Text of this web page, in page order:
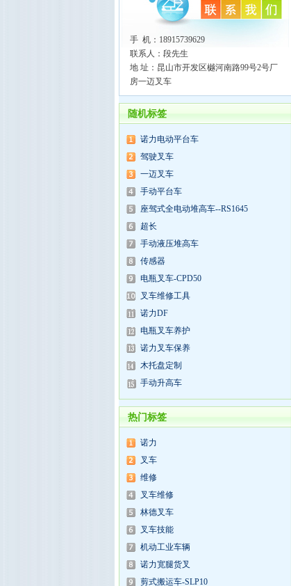
手 机：18915739629
联系人：段先生
地 址：昆山市开发区樾河南路99号2号厂
房一迈叉车
随机标签
诺力电动平台车
驾驶叉车
一迈叉车
手动平台车
座驾式全电动堆高车--RS1645
超长
手动液压堆高车
传感器
电瓶叉车-CPD50
叉车维修工具
诺力DF
电瓶叉车养护
诺力叉车保养
木托盘定制
手动升高车
热门标签
诺力
叉车
维修
叉车维修
林德叉车
叉车技能
机动工业车辆
诺力宽腿货叉
剪式搬运车-SLP10